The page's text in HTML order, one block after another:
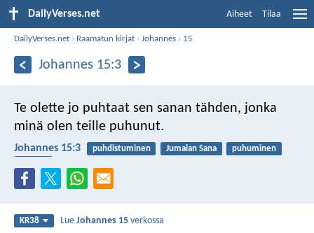
DailyVerses.net Aiheet Tilaa
DailyVerses.net › Raamatun kirjat ›Johannes › 15
Johannes 15:3
Te olette jo puhtaat sen sanan tähden, jonka
minä olen teille puhunut.
Johannes 15:3 puhdistuminen Jumalan Sana
puhuminen
KR38 LueJohannes 15 verkossa